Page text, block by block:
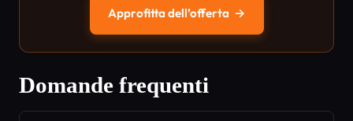
Approfitta dell’offerta →
Domande frequenti